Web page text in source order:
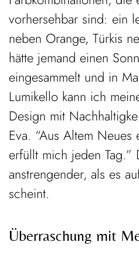
vorhersehbar sind: ein
neben Orange, Türkis
hätte jemand einen
eingesammelt und in
Lumikello kann ich
Design mit
Eva. “Aus Altem Neues
erfüllt mich jeden Tag.”
anstrengender, als es
scheint.
Überraschung mit